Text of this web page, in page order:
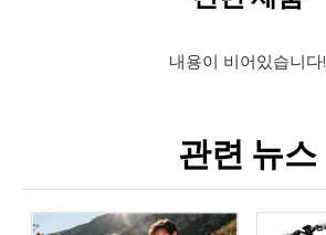
내용이 비어있습니다!
관련 뉴스